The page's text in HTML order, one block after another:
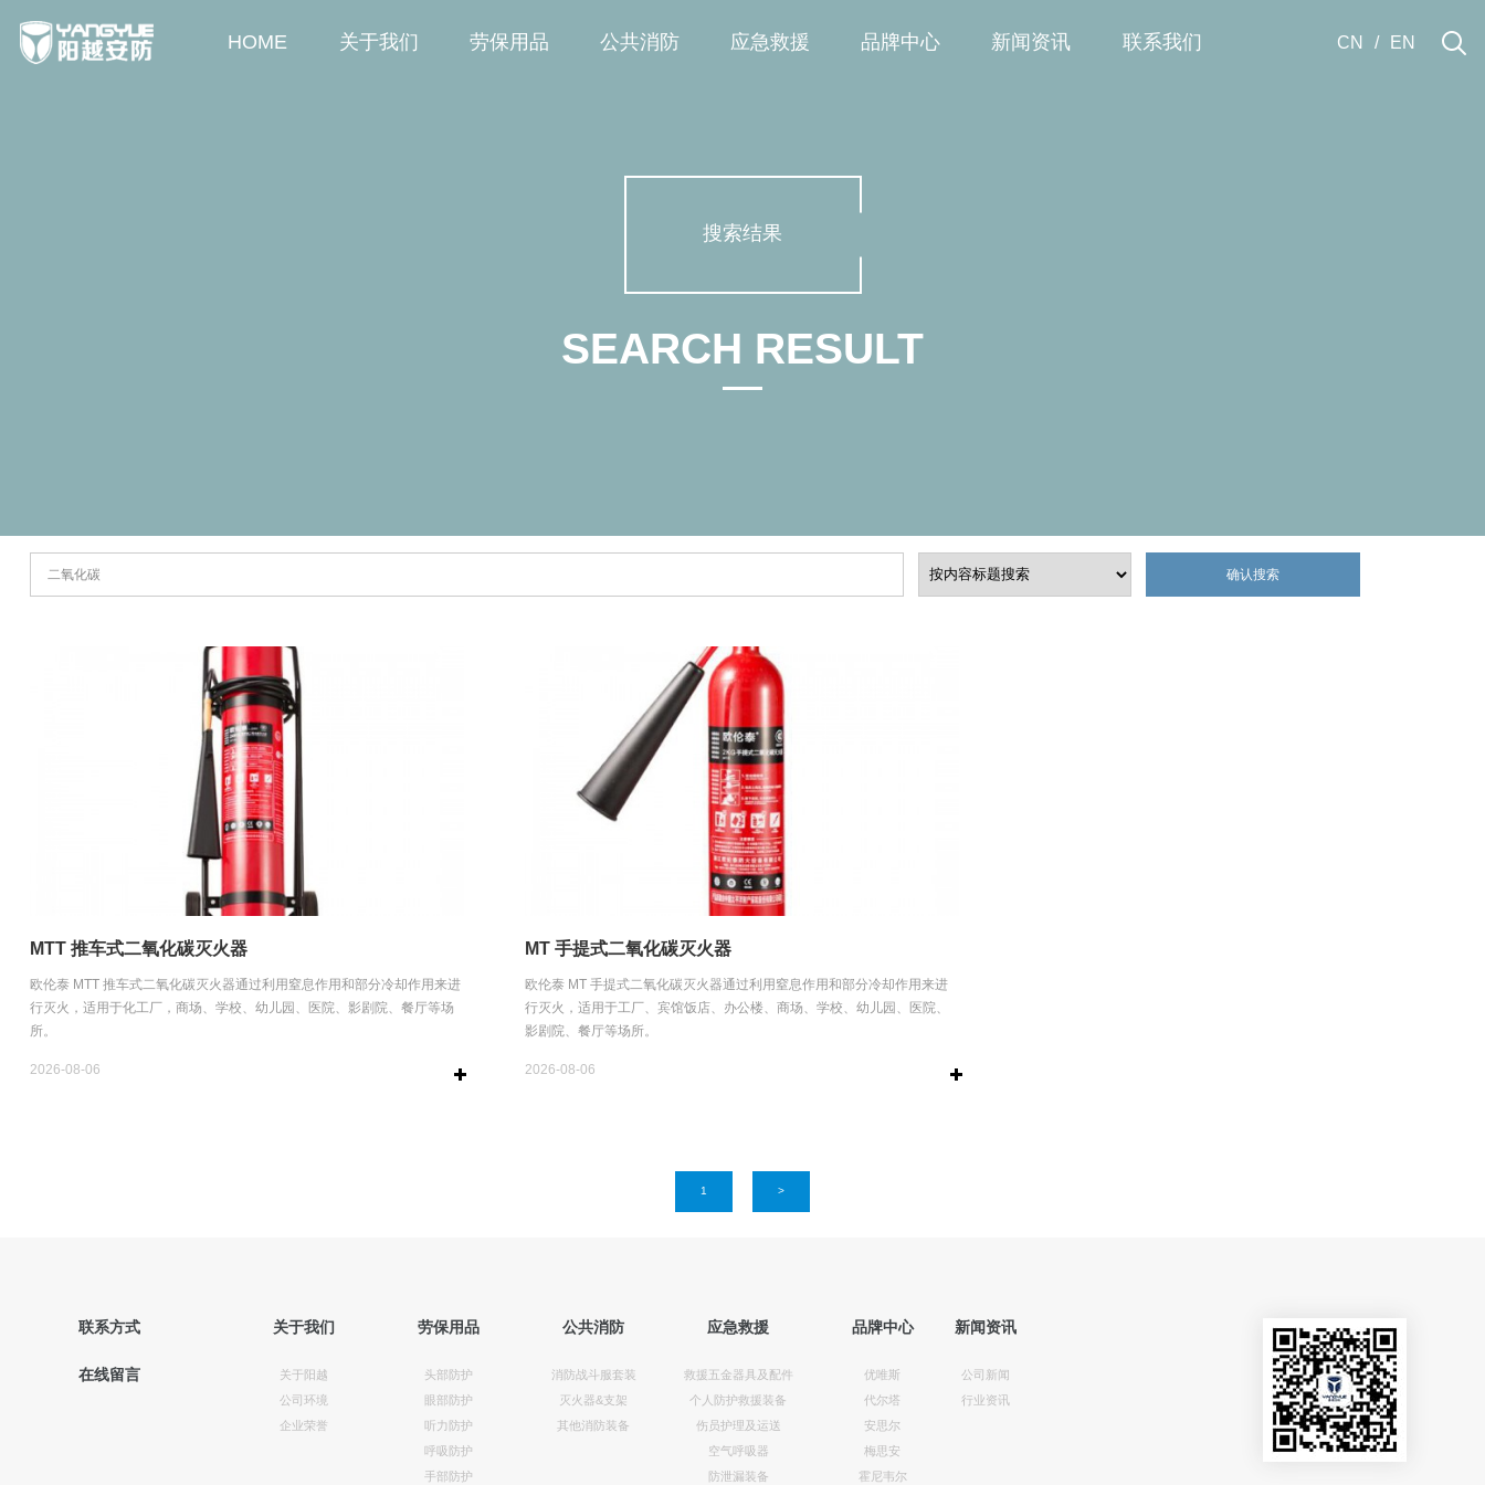
HOME 关于我们 劳保用品 公共消防 应急救援 品牌中心 新闻资讯 联系我们 CN / EN
搜索结果
SEARCH RESULT
MTT 推车式二氧化碳灭火器
欧伦泰 MTT 推车式二氧化碳灭火器通过利用窒息作用和部分冷却作用来进
行灭火，适用于化工厂，商场、学校、幼儿园、医院、影剧院、餐厅等场
所。
2026-08-06
MT 手提式二氧化碳灭火器
欧伦泰 MT 手提式二氧化碳灭火器通过利用窒息作用和部分冷却作用来进
行灭火，适用于工厂、宾馆饭店、办公楼、商场、学校、幼儿园、医院、
影剧院、餐厅等场所。
2026-08-06
1 >
联系方式
在线留言
关于我们
关于阳越
公司环境
企业荣誉
劳保用品
头部防护
眼部防护
听力防护
呼吸防护
手部防护
公共消防
消防战斗服套装
灭火器&支架
其他消防装备
应急救援
救援五金器具及配件
个人防护救援装备
伤员护理及运送
空气呼吸器
防泄漏装备
品牌中心
优唯斯
代尔塔
安思尔
梅思安
霍尼韦尔
新闻资讯
公司新闻
行业资讯